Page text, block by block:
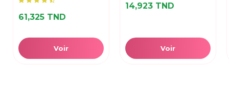
61,325 TND
Voir
14,923 TND
Voir